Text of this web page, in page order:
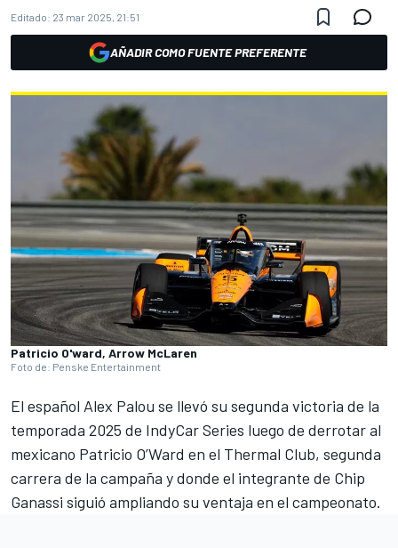
Editado: 23 mar 2025, 21:51
AÑADIR COMO FUENTE PREFERENTE
Patricio O'ward, Arrow McLaren
Foto de: Penske Entertainment
El español Alex Palou se llevó su segunda victoria de la
temporada 2025 de IndyCar Series luego de derrotar al
mexicano Patricio O’Ward en el Thermal Club, segunda
carrera de la campaña y donde el integrante de Chip
Ganassi siguió ampliando su ventaja en el campeonato.